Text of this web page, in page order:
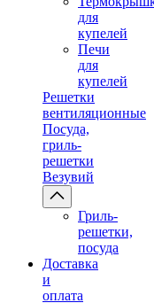
для
купелей
Печи
для
купелей
Решетки
вентиляционные
Посуда,
гриль-
решетки
Везувий
Гриль-
решетки,
посуда
Доставка
и
оплата